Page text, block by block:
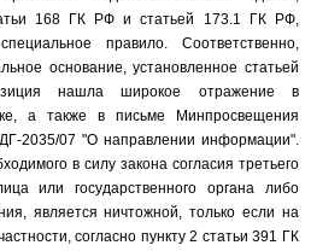
168 ГК РФ и статьей 173.1 ГК РФ,
правило. Соответственно,
основание, установленное статьей
нашла широкое отражение в
а также в письме Минпросвещения
2035/07 "О направлении информации".
в силу закона согласия третьего
или государственного органа либо
является ничтожной, только если на
согласно пункту 2 статьи 391 ГК